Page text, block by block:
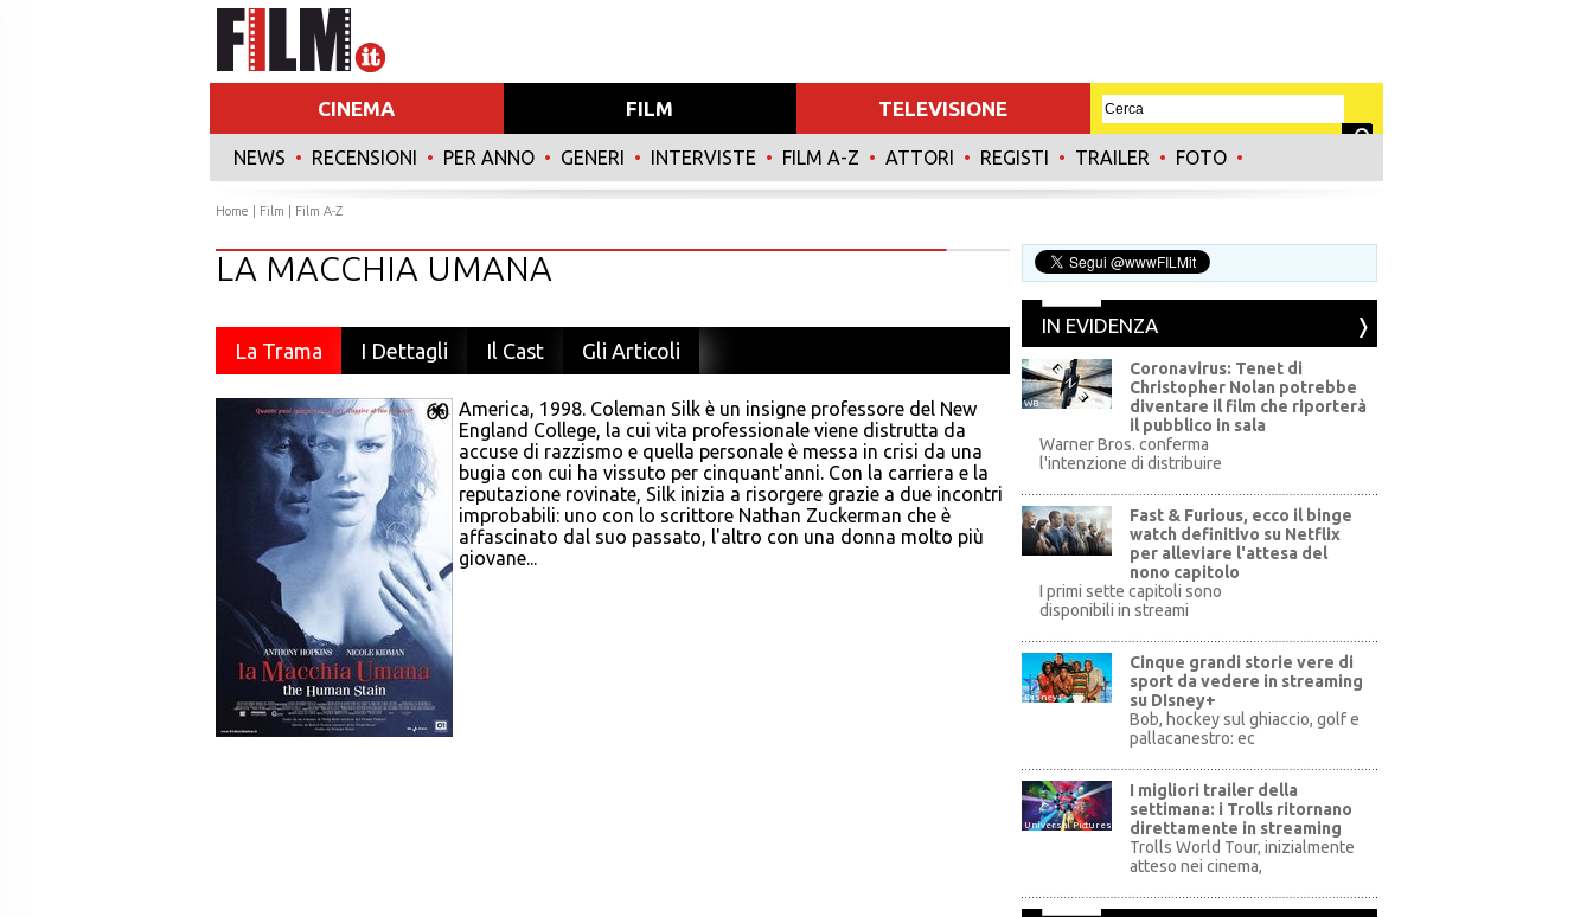
CINEMA FILM TELEVISIONE
NEWS • RECENSIONI • PER ANNO • GENERI • INTERVISTE • FILM A-Z • ATTORI • REGISTI • TRAILER • FOTO •
Home Film Film A-Z
LA MACCHIA UMANA
La Trama I Dettagli Il Cast Gli Articoli
America, 1998. Coleman Silk è un insigne professore del New
England College, la cui vita professionale viene distrutta da
accuse di razzismo e quella personale è messa in crisi da una
bugia con cui ha vissuto per cinquant'anni. Con la carriera e la
reputazione rovinate, Silk inizia a risorgere grazie a due incontri
improbabili: uno con lo scrittore Nathan Zuckerman che è
affascinato dal suo passato, l'altro con una donna molto più
giovane...
IN EVIDENZA
WB
Coronavirus: Tenet di
Christopher Nolan potrebbe
diventare il film che riporterà
il pubblico in sala
Warner Bros. conferma
l'intenzione di distribuire
Fast & Furious, ecco il binge
watch definitivo su Netflix
per alleviare l'attesa del
nono capitolo
I primi sette capitoli sono
disponibili in streami
Disney+
Cinque grandi storie vere di
sport da vedere in streaming
su DIsney+
Bob, hockey sul ghiaccio, golf e
pallacanestro: ec
Universal Pictures
I migliori trailer della
settimana: i Trolls ritornano
direttamente in streaming
Trolls World Tour, inizialmente
atteso nei cinema,